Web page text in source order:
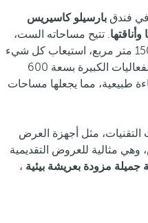
في فندق بارسيلو كاسيريس
. تتيح مساحاته الست،
التي تغطي مساحة إجمالية قدرها 1500 متر مربع، استيعاب كل شيء
بدءًا من الاجتماعات الصغيرة وحتى الفعاليات الكبيرة بسعة 600
طبيعية، مما يجعلها مساحات
مثل أجهزة العرض
وهي مثالية للعروض التقديمية
مزودة بعريشة بيئية ،